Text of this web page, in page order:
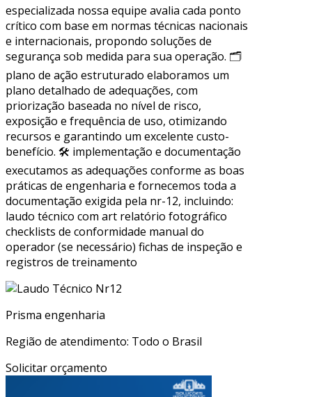
especializada nossa equipe avalia cada ponto
crítico com base em normas técnicas nacionais
e internacionais, propondo soluções de
segurança sob medida para sua operação. 🗂
plano de ação estruturado elaboramos um
plano detalhado de adequações, com
priorização baseada no nível de risco,
exposição e frequência de uso, otimizando
recursos e garantindo um excelente custo-
benefício. 🛠 implementação e documentação
executamos as adequações conforme as boas
práticas de engenharia e fornecemos toda a
documentação exigida pela nr-12, incluindo:
laudo técnico com art relatório fotográfico
checklists de conformidade manual do
operador (se necessário) fichas de inspeção e
registros de treinamento
Prisma engenharia
Região de atendimento: Todo o Brasil
Solicitar orçamento